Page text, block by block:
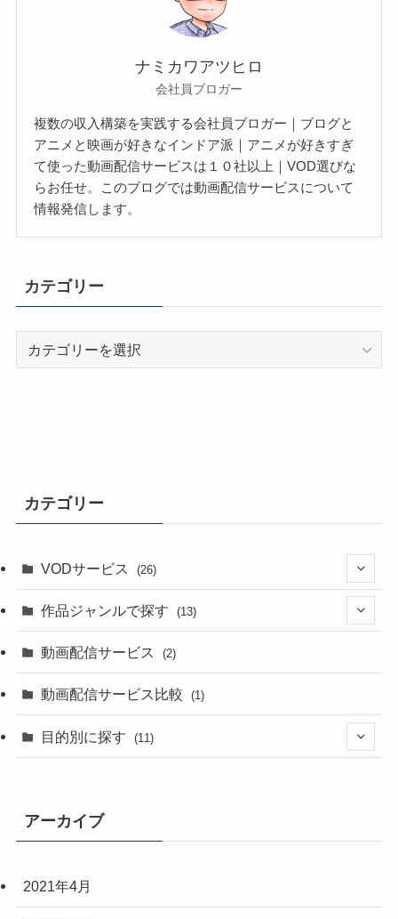
ナミカワアツヒロ
会社員ブロガー
複数の収入構築を実践する会社員ブロガー｜ブログと
アニメと映画が好きなインドア派｜アニメが好きすぎ
て使った動画配信サービスは１０社以上｜VOD選びな
らお任せ。このブログでは動画配信サービスについて
情報発信します。
カテゴリー
カテゴリー
VODサービス (26)
(5)
(3)
(4)
(1)
作品ジャンルで探す (13)
(10)
(1)
動画配信サービス (2)
動画配信サービス比較 (1)
目的別に探す (11)
アーカイブ
2021年4月